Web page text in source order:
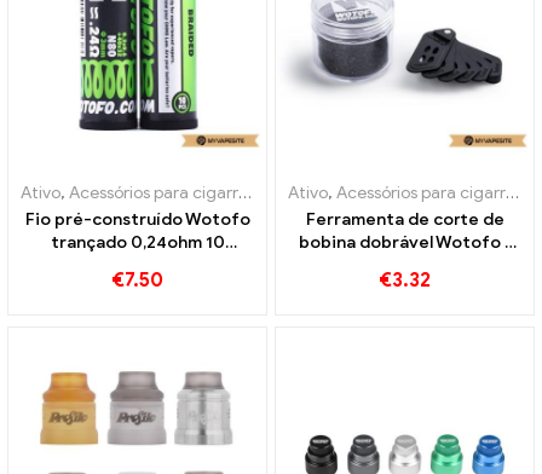
Ativo, Acessórios para cigarros eletrônicos
Fio pré-construído Wotofo
trançado 0,24ohm 10
eletrônicos atacado丨
€7.50
Ativo, Acessórios para cigarros eletrônicos
Ferramenta de corte de
bobina dobrável Wotofo 1
cigarros eletrônicos
€3.32